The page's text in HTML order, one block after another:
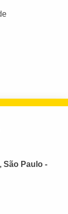
São Paulo -